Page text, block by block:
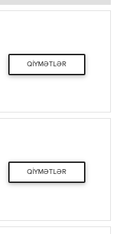
QIYMƏTLƏR
QIYMƏTLƏR